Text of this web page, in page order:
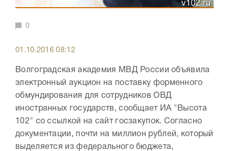
0
01.10.2016 08:12
Волгоградская академия МВД России объявила
электронный аукцион на поставку форменного
обмундирования для сотрудников ОВД
иностранных государств, сообщает ИА "Высота
102" со ссылкой на сайт госзакупок. Согласно
документации, почти на миллион рублей, который
выделяется из федерального бюджета,